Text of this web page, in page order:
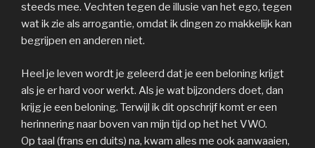
steeds mee. Vechten tegen de illusie van het ego, tegen
wat ik zie als arrogantie, omdat ik dingen zo makkelijk kan
begrijpen en anderen niet.
Heel je leven wordt je geleerd dat je een beloning krijgt
als je er hard voor werkt. Als je wat bijzonders doet, dan
krijg je een beloning. Terwijl ik dit opschrijf komt er een
herinnering naar boven van mijn tijd op het het VWO.
Op taal (frans en duits) na, kwam alles me ook aanwaaien,